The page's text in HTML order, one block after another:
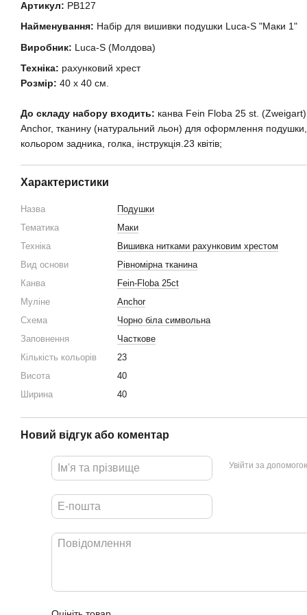
Артикул: PB127
Найменування: Набір для вишивки подушки Luca-S "Маки 1"
Виробник: Luca-S (Молдова)
Техніка: рахунковий хрест
Розмір: 40 х 40 см.
До складу набору входить: канва Fein Floba 25 st.
Anchor, тканину (натуральний льон) для оформлення подушки,
кольором задника, голка, інструкція.23 квітів;
Характеристики
Назва
Подушки
Тематика
Маки
Техніка
Вишивка нитками рахунковим хрестом
Вид основи
Рівномірна тканина
Канва
Fein-Floba 25ct
Муліне
Anchor
Схема
Чорно біла символьна
Заповнення
Часткове
Кількість кольорів
23
Висота
40
Ширина
40
Новий відгук або коментар
Увійти за